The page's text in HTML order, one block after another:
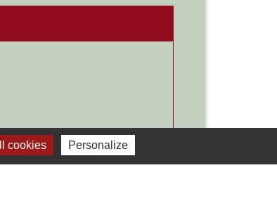
une erreur sur cette page
cookies Personalize